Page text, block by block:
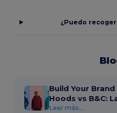
¿Puedo
Build Your
Hoods vs B&C:
Leer más...